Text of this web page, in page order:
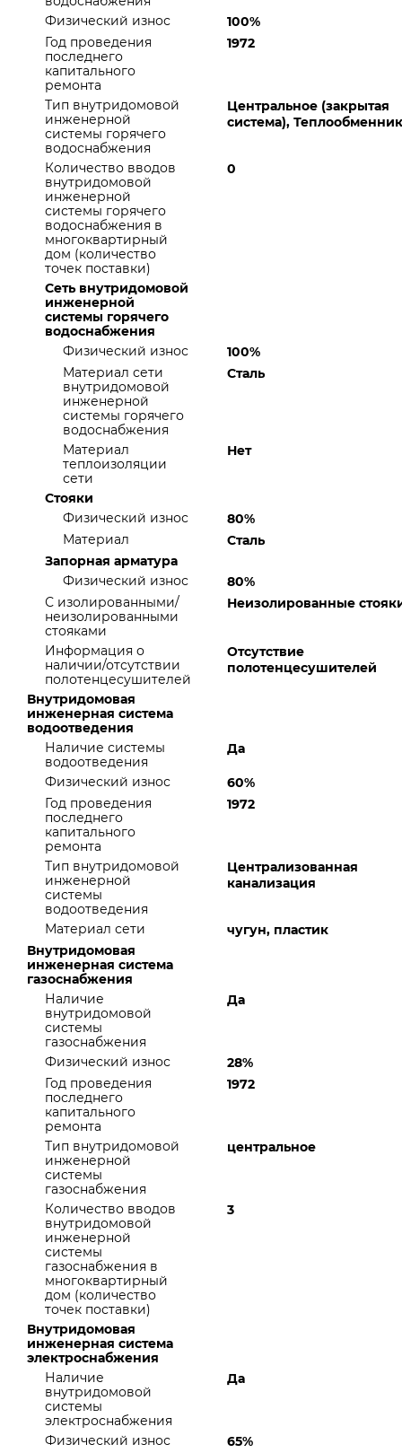
Физический износ
100%
Год проведения
последнего
капитального
ремонта
1972
Тип внутридомовой
инженерной
системы горячего
водоснабжения
Центральное (закрытая
система), Теплообменник
Количество вводов
внутридомовой
инженерной
системы горячего
водоснабжения в
многоквартирный
дом (количество
точек поставки)
0
Сеть внутридомовой
инженерной
системы горячего
водоснабжения
Физический износ
100%
Материал сети
внутридомовой
инженерной
системы горячего
водоснабжения
Сталь
Материал
теплоизоляции
сети
Нет
Стояки
Физический износ
80%
Материал
Сталь
Запорная арматура
Физический износ
80%
С изолированными/
неизолированными
стояками
Неизолированные
Информация о
наличии/отсутствии
полотенцесушителей
Отсутствие
полотенцесушителей
Внутридомовая
инженерная система
водоотведения
Наличие системы
водоотведения
Да
Физический износ
60%
Год проведения
последнего
капитального
ремонта
1972
Тип внутридомовой
инженерной
системы
водоотведения
Централизованная
канализация
Материал сети
чугун, пластик
Внутридомовая
инженерная система
газоснабжения
Наличие
внутридомовой
системы
газоснабжения
Да
Физический износ
28%
Год проведения
последнего
капитального
ремонта
1972
Тип внутридомовой
инженерной
системы
газоснабжения
центральное
Количество вводов
внутридомовой
инженерной
системы
газоснабжения в
многоквартирный
дом (количество
точек поставки)
3
Внутридомовая
инженерная система
электроснабжения
Наличие
внутридомовой
системы
электроснабжения
Да
Физический износ
65%